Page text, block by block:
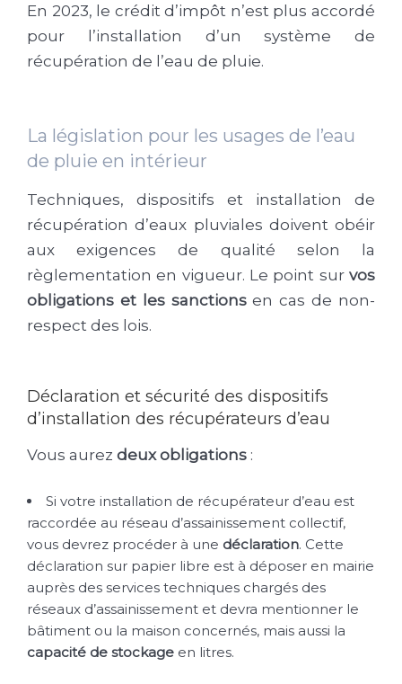
En 2023, le crédit d’impôt n’est plus accordé
pour l’installation d’un système de
récupération de l’eau de pluie.
La législation pour les usages de l’eau
de pluie en intérieur
Techniques, dispositifs et installation de
récupération d’eaux pluviales doivent obéir
aux exigences de qualité selon la
règlementation en vigueur. Le point survos
obligations et les sanctionsen cas de non-
respect des lois.
Déclaration et sécurité des dispositifs
d’installation des récupérateurs d’eau
Vous aurez deux obligations :
Si votre installation de récupérateur d’eau est
raccordée au réseau d’assainissement collectif,
vous devrez procéder à une déclaration. Cette
déclaration sur papier libre est à déposer en mairie
auprès des services techniques chargés des
réseaux d’assainissement et devra mentionner le
bâtiment ou la maison concernés, mais aussi la
capacité de stockage en litres.